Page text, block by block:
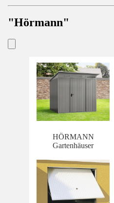
"Hörmann"
HÖRMANN
Gartenhäuser